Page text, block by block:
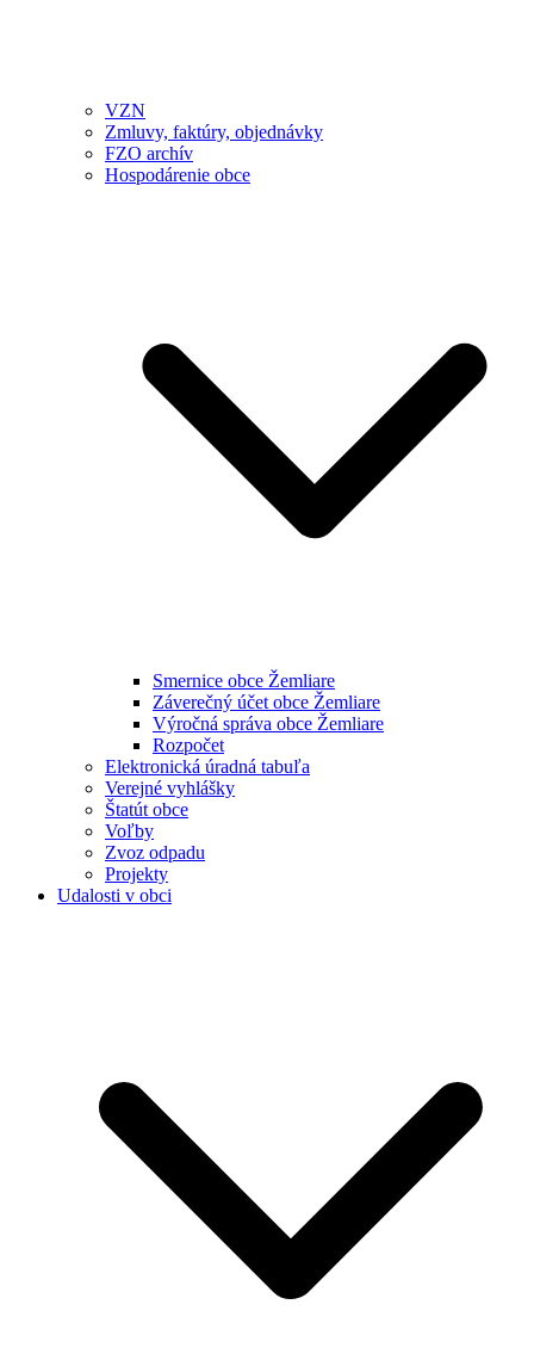
VZN
Zmluvy, faktúry, objednávky
FZO archív
Hospodárenie obce
Smernice obce Žemliare
Záverečný účet obce Žemliare
Výročná správa obce Žemliare
Rozpočet
Elektronická úradná tabuľa
Verejné vyhlášky
Štatút obce
Voľby
Zvoz odpadu
Projekty
Udalosti v obci